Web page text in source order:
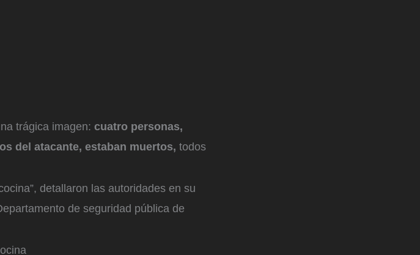
trágica imagen: cuatro personas,
del atacante, estaban muertos, todos
detallaron las autoridades en su
de seguridad pública de